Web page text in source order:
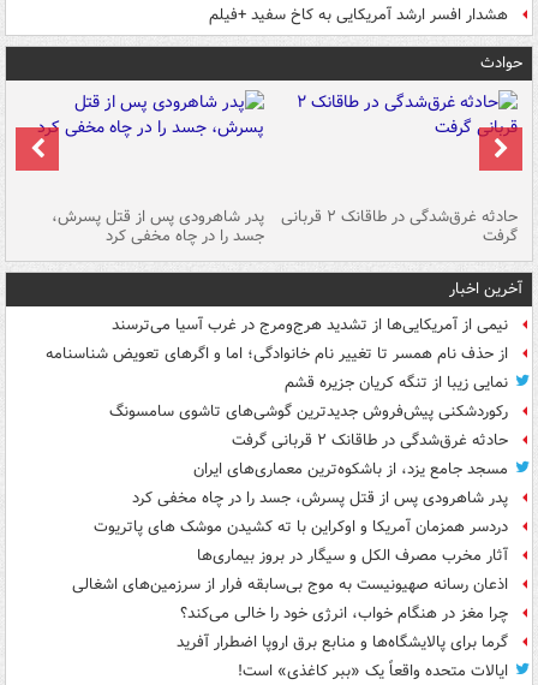
هشدار افسر ارشد آمریکایی به کاخ سفید +فیلم
حوادث
حادثه غرق‌شدگی در طاقانک ۲ قربانی
گرفت
پدر شاهرودی پس از قتل پسرش،
جسد را در چاه مخفی کرد
آخرین اخبار
نیمی از آمریکایی‌ها از تشدید هرج‌ومرج در غرب آسیا می‌ترسند
از حذف نام همسر تا تغییر نام خانوادگی؛ اما و اگرهای تعویض شناسنامه
نمایی زیبا از تنگه کریان جزیره قشم
رکوردشکنی پیش‌فروش جدیدترین گوشی‌های تاشوی سامسونگ
حادثه غرق‌شدگی در طاقانک ۲ قربانی گرفت
مسجد جامع یزد، از باشکوه‌ترین معماری‌های ایران
پدر شاهرودی پس از قتل پسرش، جسد را در چاه مخفی کرد
دردسر همزمان آمریکا و اوکراین با ته کشیدن موشک های پاتریوت
آثار مخرب مصرف الکل و سیگار در بروز بیماری‌ها
اذعان رسانه صهیونیست به موج بی‌سابقه فرار از سرزمین‌های اشغالی
چرا مغز در هنگام خواب، انرژی خود را خالی می‌کند؟
گرما برای پالایشگاه‌ها و منابع برق اروپا اضطرار آفرید
ایالات متحده واقعاً یک «ببر کاغذی» است!